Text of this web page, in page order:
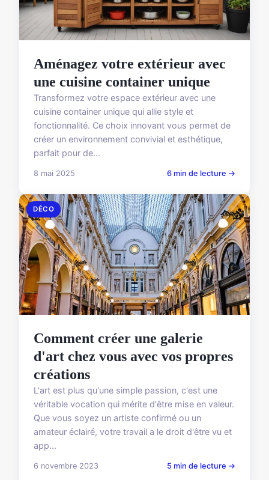
Aménagez votre extérieur avec
une cuisine container unique
Transformez votre espace extérieur avec une
cuisine container unique qui allie style et
fonctionnalité. Ce choix innovant vous permet de
créer un environnement convivial et esthétique,
parfait pour de...
8 mai 2025 6 min de lecture →
DÉCO
Comment créer une galerie
d'art chez vous avec vos propres
créations
L'art est plus qu'une simple passion, c'est une
véritable vocation qui mérite d'être mise en valeur.
Que vous soyez un artiste confirmé ou un
amateur éclairé, votre travail a le droit d'être vu et
app...
6 novembre 2023 5 min de lecture →